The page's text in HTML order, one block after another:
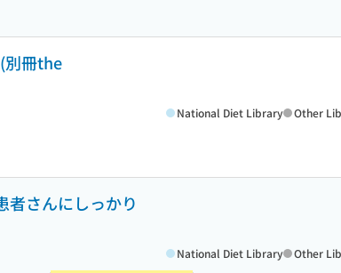
別冊the
National Diet Library Other
者さんにしっかり
National Diet Library Other